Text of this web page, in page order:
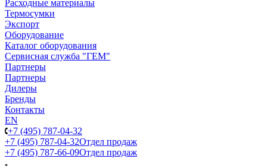
Расходные материалы
Термосумки
Экспорт
Оборудование
Каталог оборудования
Сервисная служба "ГЕМ"
Партнеры
Партнеры
Дилеры
Бренды
Контакты
EN
+7 (495) 787-04-32
+7 (495) 787-04-32Отдел продаж
+7 (495) 787-66-09Отдел продаж